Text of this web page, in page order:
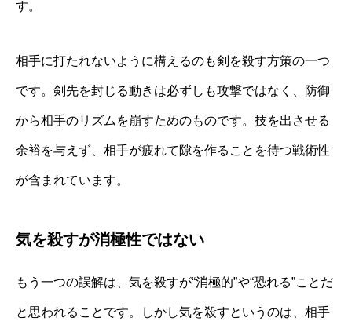
す。
相手に打たれないように構えるのも剣を殺す方策の一つ
です。剣先を封じる動きは必ずしも攻撃ではなく、防御
から相手のリズムを崩すためのものです。技を出させる
余裕を与えず、相手が疲れて隙を作ることを待つ戦術性
が含まれています。
気を殺すが消極性ではない
もう一つの誤解は、気を殺すが“消極的”や“恐れる”ことだ
と思われることです。しかし気を殺すというのは、相手